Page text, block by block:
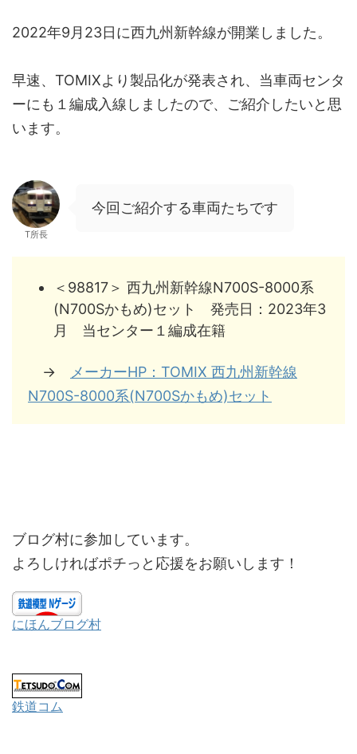
2022年9月23日に西九州新幹線が開業しました。
早速、TOMIXより製品化が発表され、当車両センタ
ーにも１編成入線しましたので、ご紹介したいと思
います。
T所長
今回ご紹介する車両たちです
＜98817＞ 西九州新幹線N700S-8000系
(N700Sかもめ)セット 発売日：2023年3
月 当センター１編成在籍
→
メーカーHP：TOMIX 西九州新幹線
N700S-8000系(N700Sかもめ)セット
ブログ村に参加しています。
よろしければポチっと応援をお願いします！
にほんブログ村
鉄道コム